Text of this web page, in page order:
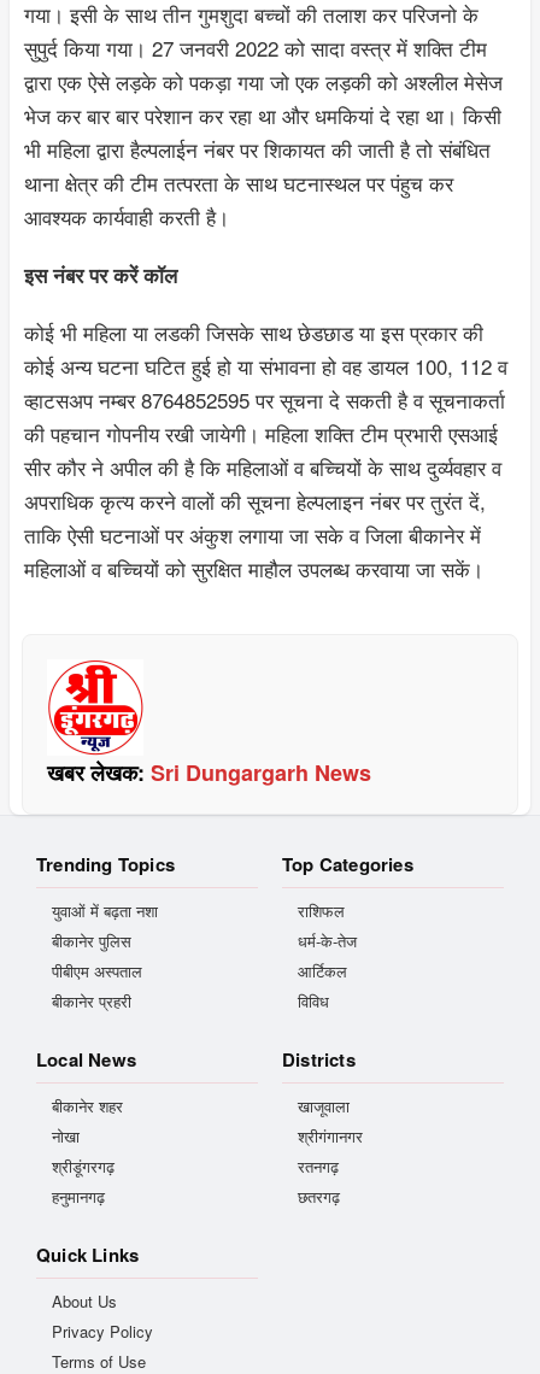
गया। इसी के साथ तीन गुमशुदा बच्चों की तलाश कर परिजनो के
सुपुर्द किया गया। 27 जनवरी 2022 को सादा वस्त्र में शक्ति टीम
द्वारा एक ऐसे लड़के को पकड़ा गया जो एक लड़की को अश्लील मेसेज
भेज कर बार बार परेशान कर रहा था और धमकियां दे रहा था। किसी
भी महिला द्वारा हैल्पलाईन नंबर पर शिकायत की जाती है तो संबंधित
थाना क्षेत्र की टीम तत्परता के साथ घटनास्थल पर पंहुच कर
आवश्यक कार्यवाही करती है।
इस नंबर पर करें कॉल
कोई भी महिला या लडकी जिसके साथ छेडछाड या इस प्रकार की
कोई अन्य घटना घटित हुई हो या संभावना हो वह डायल 100, 112 व
व्हाटसअप नम्बर 8764852595 पर सूचना दे सकती है व सूचनाकर्ता
की पहचान गोपनीय रखी जायेगी। महिला शक्ति टीम प्रभारी एसआई
सीर कौर ने अपील की है कि महिलाओं व बच्चियों के साथ दुर्व्यवहार व
अपराधिक कृत्य करने वालों की सूचना हेल्पलाइन नंबर पर तुरंत दें,
ताकि ऐसी घटनाओं पर अंकुश लगाया जा सके व जिला बीकानेर में
महिलाओं व बच्चियों को सुरक्षित माहौल उपलब्ध करवाया जा सकें।
खबर लेखक: Sri Dungargarh News
Trending Topics
युवाओं में बढ़ता नशा
बीकानेर पुलिस
पीबीएम अस्पताल
बीकानेर प्रहरी
Top Categories
राशिफल
धर्म-के-तेज
आर्टिकल
विविध
Local News
बीकानेर शहर
नोखा
श्रीडूंगरगढ़
हनुमानगढ़
Districts
खाजूवाला
श्रीगंगानगर
रतनगढ़
छतरगढ़
Quick Links
About Us
Privacy Policy
Terms of Use